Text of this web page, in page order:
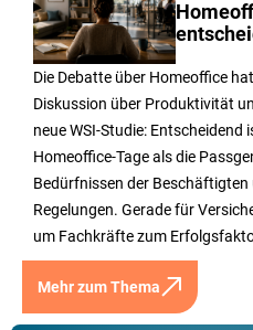
Die Debatte über Homeoffice
Diskussion über Produktivität
neue WSI-Studie: Entscheidend
Homeoffice-Tage als die
Bedürfnissen der Beschäftigten
Regelungen. Gerade für
um Fachkräfte zum
Mehr zum Thema